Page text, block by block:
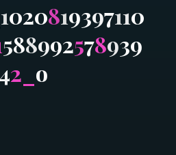
1020819397110
588992578939
2 o